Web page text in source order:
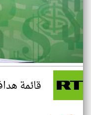
قائمة